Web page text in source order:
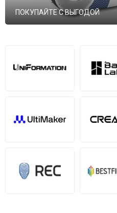
ПОКУПАЙТЕ С ВЫГОДОЙ